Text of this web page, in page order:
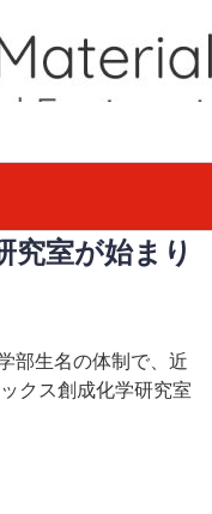
究室が始まり
部生名の体制で、近
クス創成化学研究室